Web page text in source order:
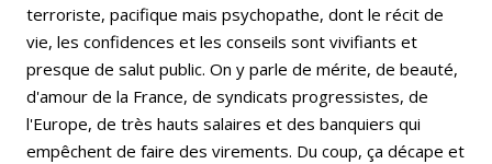
terroriste, pacifique mais psychopathe, dont le récit de
vie, les confidences et les conseils sont vivifiants et
presque de salut public. On y parle de mérite, de beauté,
d'amour de la France, de syndicats progressistes, de
l'Europe, de très hauts salaires et des banquiers qui
empêchent de faire des virements. Du coup, ça décape et